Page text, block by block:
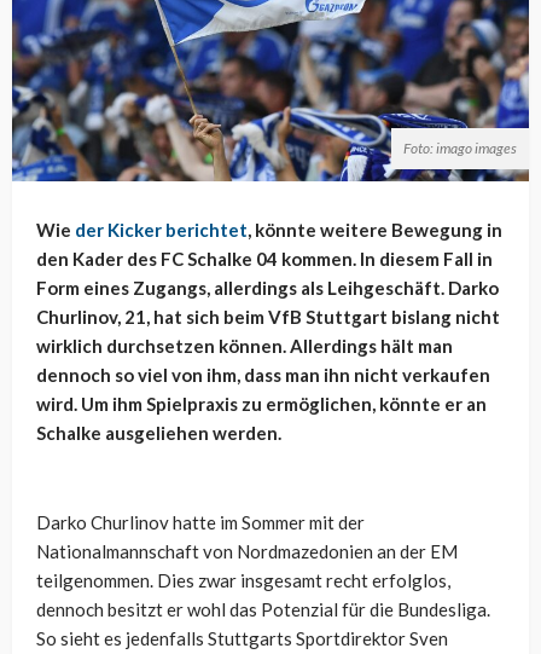
Foto: imago images
Wie der Kicker berichtet, könnte weitere Bewegung in
den Kader des FC Schalke 04 kommen. In diesem Fall in
Form eines Zugangs, allerdings als Leihgeschäft. Darko
Churlinov, 21, hat sich beim VfB Stuttgart bislang nicht
wirklich durchsetzen können. Allerdings hält man
dennoch so viel von ihm, dass man ihn nicht verkaufen
wird. Um ihm Spielpraxis zu ermöglichen, könnte er an
Schalke ausgeliehen werden.
Darko Churlinov hatte im Sommer mit der
Nationalmannschaft von Nordmazedonien an der EM
teilgenommen. Dies zwar insgesamt recht erfolglos,
dennoch besitzt er wohl das Potenzial für die Bundesliga.
So sieht es jedenfalls Stuttgarts Sportdirektor Sven